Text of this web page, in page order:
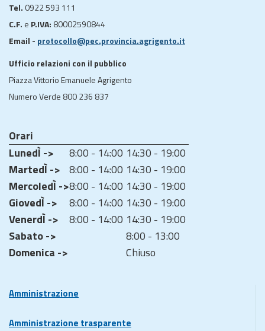
Tel. 0922 593 111
C.F. e P.IVA: 80002590844
Email - protocollo@pec.provincia.agrigento.it
Ufficio relazioni con il pubblico
Piazza Vittorio Emanuele Agrigento
Numero Verde 800 236 837
Orari
LunedÌ ->
8:00 - 14:00 14:30 - 19:00
MartedÌ -> 8:00 - 14:00 14:30 - 19:00
MercoledÌ ->8:00 - 14:00 14:30 - 19:00
GiovedÌ ->
8:00 - 14:00 14:30 - 19:00
VenerdÌ ->
8:00 - 14:00 14:30 - 19:00
Sabato ->
8:00 - 13:00
Domenica ->
Chiuso
Amministrazione
Amministrazione trasparente